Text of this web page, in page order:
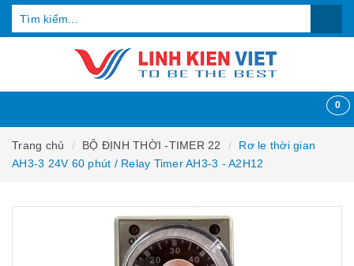
0
Trang chủ BỘ ĐỊNH THỜI -TIMER 22
Rơ le thời gian
AH3-3 24V 60 phút / Relay Timer AH3-3 - A2H12